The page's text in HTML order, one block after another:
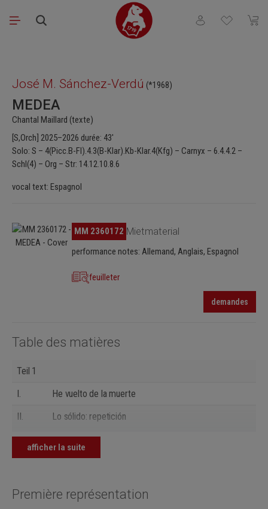
Passer au contenu principal
Vous avez 0Le
José M. Sánchez-Verdú (*1968)
MEDEA
Chantal Maillard (texte)
[S,Orch] 2025–2026 durée: 43′
Solo: S – 4(Picc.B-Fl).4.3(B-Klar).Kb-Klar.4(Kfg) – Carnyx – 6.4.4.2 –
Schl(4) – Org – Str: 14.12.10.8.6
vocal text: Espagnol
Ignorer la galerie d'imagesMM 2360172 Mietmaterial
performance notes: Allemand, Anglais, Espagnol
feuilleter
demandes
Table des matières
Teil 1
I.
He vuelto de la muerte
II.
Lo sólido: repetición
III.
El hambre
Teil 2
afficher la suite
Première représentation